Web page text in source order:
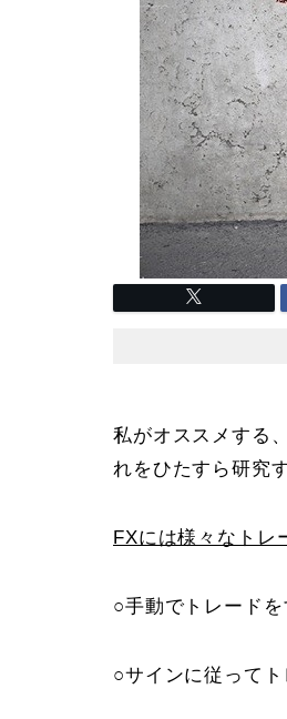
私がオススメする、
れをひたすら研究
FXには様々なトレ
○手動でトレード
○サインに従って